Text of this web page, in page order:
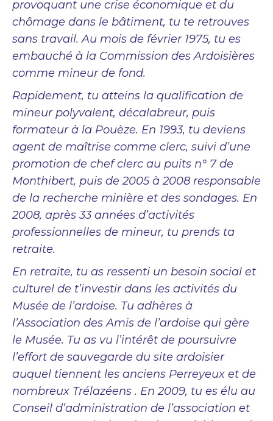
provoquant une crise économique et du
chômage dans le bâtiment, tu te retrouves
sans travail. Au mois de février 1975, tu es
embauché à la Commission des Ardoisières
comme mineur de fond.
Rapidement, tu atteins la qualification de
mineur polyvalent, décalabreur, puis
formateur à la Pouèze. En 1993, tu deviens
agent de maîtrise comme clerc, suivi d’une
promotion de chef clerc au puits n° 7 de
Monthibert, puis de 2005 à 2008 responsable
de la recherche minière et des sondages. En
2008, après 33 années d’activités
professionnelles de mineur, tu prends ta
retraite.
En retraite, tu as ressenti un besoin social et
culturel de t’investir dans les activités du
Musée de l’ardoise. Tu adhères à
l’Association des Amis de l’ardoise qui gère
le Musée. Tu as vu l’intérêt de poursuivre
l’effort de sauvegarde du site ardoisier
auquel tiennent les anciens Perreyeux et de
nombreux Trélazéens . En 2009, tu es élu au
Conseil d’administration de l’association et